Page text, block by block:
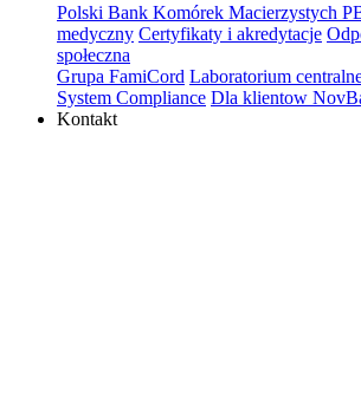
Polski Bank Komórek Macierzystych
medyczny Certyfikaty i akredytacje
społeczna
Grupa FamiCord Laboratorium
System Compliance Dla klientow
Kontakt